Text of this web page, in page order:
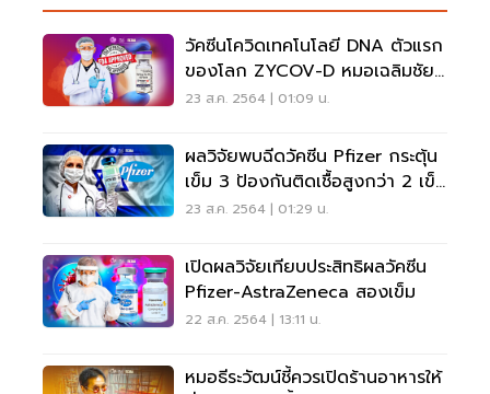
วัคซีนโควิดเทคโนโลยี DNA ตัวแรก
ของโลก ZYCOV-D หมอเฉลิมชัยชี้
ไม่ต้องใช้เข็ม
23 ส.ค. 2564 | 01:09 น.
ผลวิจัยพบฉีดวัคซีน Pfizer กระตุ้น
เข็ม 3 ป้องกันติดเชื้อสูงกว่า 2 เข็ม
2-6 เท่า
23 ส.ค. 2564 | 01:29 น.
เปิดผลวิจัยเทียบประสิทธิผลวัคซีน
Pfizer-AstraZeneca สองเข็ม
22 ส.ค. 2564 | 13:11 น.
หมอธีระวัฒน์ชี้ควรเปิดร้านอาหารให้